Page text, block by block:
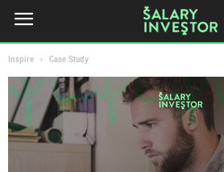
Inspire Case Study